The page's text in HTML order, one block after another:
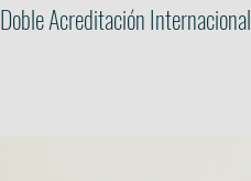
Doble Acreditación Internacional